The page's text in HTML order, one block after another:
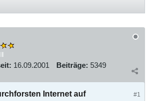
16.09.2001 Beiträge: 5349
#1
Internet auf